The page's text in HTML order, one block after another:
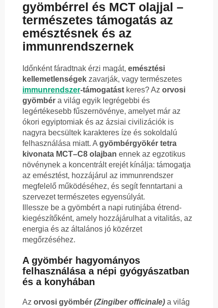
gyömbérrel és MCT olajjal –
természetes támogatás az
emésztésnek és az
immunrendszernek
Időnként fáradtnak érzi magát, emésztési
kellemetlenségek zavarják, vagy természetes
immunrendszer-támogatást keres? Az orvosi
gyömbér a világ egyik legrégebbi és
legértékesebb fűszernövénye, amelyet már az
ókori egyiptomiak és az ázsiai civilizációk is
nagyra becsültek karakteres íze és sokoldalú
felhasználása miatt. A gyömbérgyökér tetra
kivonata MCT–C8 olajban ennek az egzotikus
növénynek a koncentrált erejét kínálja: támogatja
az emésztést, hozzájárul az immunrendszer
megfelelő működéséhez, és segít fenntartani a
szervezet természetes egyensúlyát.
Illessze be a gyömbért a napi rutinjába étrend-
kiegészítőként, amely hozzájárulhat a vitalitás, az
energia és az általános jó közérzet
megőrzéséhez.
A gyömbér hagyományos
felhasználása a népi gyógyászatban
és a konyhában
Az orvosi gyömbér (Zingiber officinale) a világ